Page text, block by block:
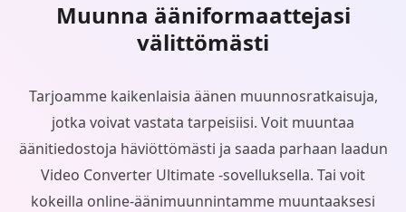
Muunna ääniformaattejasi
välittömästi
Tarjoamme kaikenlaisia äänen muunnosratkaisuja,
jotka voivat vastata tarpeisiisi. Voit muuntaa
äänitiedostoja häviöttömästi ja saada parhaan laadun
Video Converter Ultimate -sovelluksella. Tai voit
kokeilla online-äänimuunnintamme muuntaaksesi